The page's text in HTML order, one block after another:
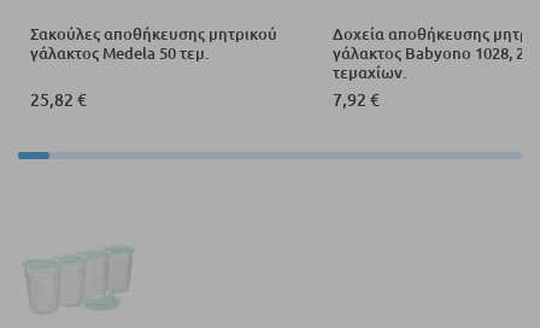
Σακούλες αποθήκευσης μητρικού
γάλακτος Medela 50 τεμ.
25,82 €
Δοχεία αποθήκευσης
γάλακτος Babyono 1028,
τεμαχίων.
7,92 €